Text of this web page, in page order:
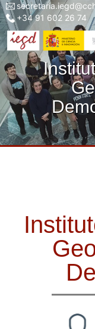
Skip
to
main
content
Menu
top
left
iegd
+34 91 602 26 74